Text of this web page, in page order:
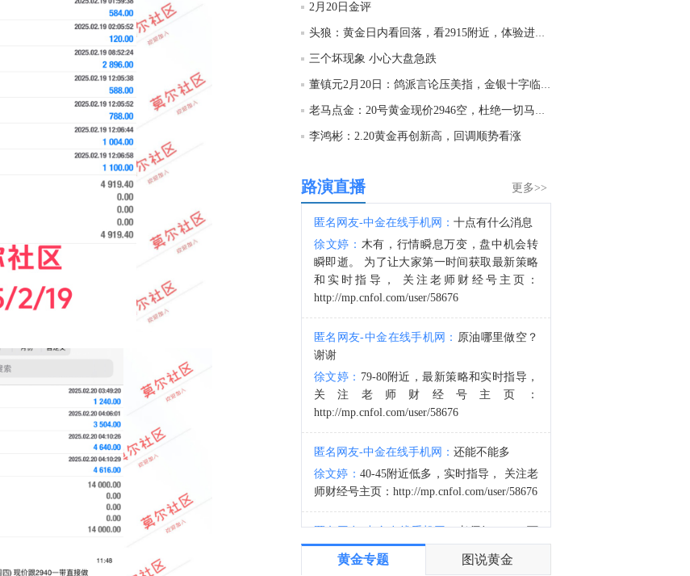
11:10:34
金十数据8月8日讯，下周最重要的数据发布将是周三公布的美国7月CPI报告，随后周四将公布PPI数据。德意志银行美国经济学家预计，整体消费者价格环比上涨0.15%，6月为下降0.42%；核心CPI预计环比上涨0.26%，与6月持平。对于PPI数据，预计整体PPI环比上涨0.22%（此前为0.13%）。
10:43:32
金十数据8月8日讯，土耳其通信局7日发表声明表示，土耳其当天同沙特阿拉伯和巴基斯坦签署的《麦加共同防务协议》与北约第五条即集体防御条款并不冲突。当天早些时候，沙特、土耳其和巴基斯坦三国领导人在沙特麦加签署《麦加共同防务协议》。协议规定，对三国中任何一国的武装攻击将被视为对三国全体的攻击。有舆论认为，土耳其签署该协议“违反《北大西洋公约》第五条即集体防御条款并建立了一个平行联盟结构”。土耳其通信局声明说，上述说法“完全没有根据”，是“显而易见的舆论操控”。声明说，该协议并不与包括北约在内的土耳其现有国际联盟承诺相冲突，相反，它构成了一种补充性合作机制，有助于维护区域安全。土耳（央视新闻）
2月20日金评
头狼：黄金日内看回落，看2915附近，体验进行中
三个坏现象 小心大盘急跌
董镇元2月20日：鸽派言论压美指，金银十字临抉择
老马点金：20号黄金现价2946空，杜绝一切马后炮！
李鸿彬：2.20黄金再创新高，回调顺势看涨
更多>>
路演直播
匿名网友-中金在线手机网： 十点有什么消息
徐文婷： 木有，行情瞬息万变，盘中机会转
瞬即逝。 为了让大家第一时间获取最新策略
和实时指导， 关注老师财经号主页：
http://mp.cnfol.com/user/58676
匿名网友-中金在线手机网： 原油哪里做空？
谢谢
徐文婷： 79-80附近，最新策略和实时指导，
关注老师财经号主页：
http://mp.cnfol.com/user/58676
匿名网友-中金在线手机网： 还能不能多
徐文婷： 40-45附近低多，实时指导， 关注老
师财经号主页：http://mp.cnfol.com/user/58676
匿名网友-中金在线手机网：老师好，4345可
以多吗？
黄金专题 图说黄金